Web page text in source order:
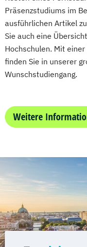
Mechatronik
Mechatronik
Medizintechnik
Nachhaltiges
Nationale und
New Venture
Professional
Regenerative
Technische
Technische
Weiterbildung
Präsenzstudiums im
ausführlichen Artikel
Sie auch eine
Hochschulen. Mit
finden Sie in unserer
Wunschstudiengang.
Weitere